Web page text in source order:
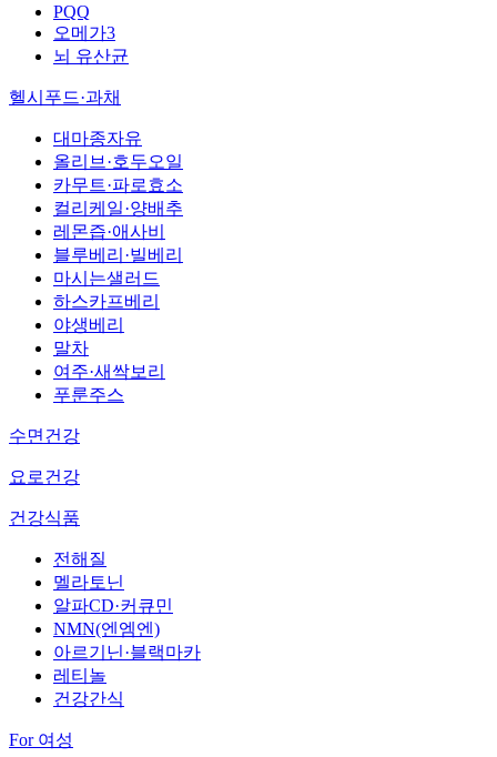
PQQ
오메가3
뇌 유산균
헬시푸드·과채
대마종자유
올리브·호두오일
카무트·파로효소
컬리케일·양배추
레몬즙·애사비
블루베리·빌베리
마시는샐러드
하스카프베리
야생베리
말차
여주·새싹보리
푸룬주스
수면건강
요로건강
건강식품
전해질
멜라토닌
알파CD·커큐민
NMN(엔엠엔)
아르기닌·블랙마카
레티놀
건강간식
For 여성